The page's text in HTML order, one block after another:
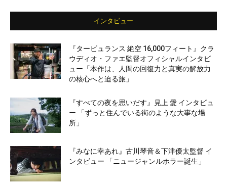
インタビュー
『タービュランス 絶空 16,000フィート』クラ
ウディオ・ファエ監督オフィシャルインタビ
ュー「本作は、人間の回復力と真実の解放力
の核心へと迫る旅」
『すべての夜を思いだす』見上 愛 インタビュ
ー 「ずっと住んでいる街のような大事な場
所」
『みなに幸あれ』古川琴音＆下津優太監督 イ
ンタビュー 「ニュージャンルホラー誕生」